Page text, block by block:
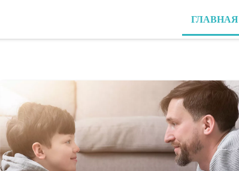
ГЛАВНАЯ